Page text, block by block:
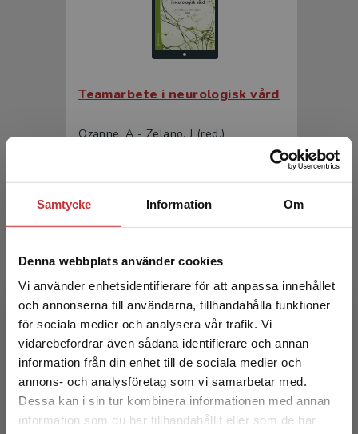
Samtycke Information Om
Denna webbplats använder cookies
Vi använder enhetsidentifierare för att anpassa innehållet
och annonserna till användarna, tillhandahålla funktioner
för sociala medier och analysera vår trafik. Vi
vidarebefordrar även sådana identifierare och annan
information från din enhet till de sociala medier och
annons- och analysföretag som vi samarbetar med.
Dessa kan i sin tur kombinera informationen med annan
information som du har tillhandahållit eller som de har
Begränsad fraktregion
Det verkar som att du besöker
Teamarbete i neurologisk vård
Ozanne, A - Zelano, J (red.)
Teamarbete i neurologisk vård
Ozanne, A - Zelano, J (red.)
554 krinkl. moms